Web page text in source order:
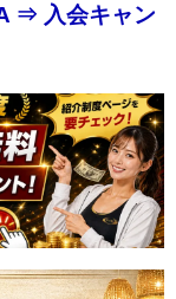
⇒ 入会キャン